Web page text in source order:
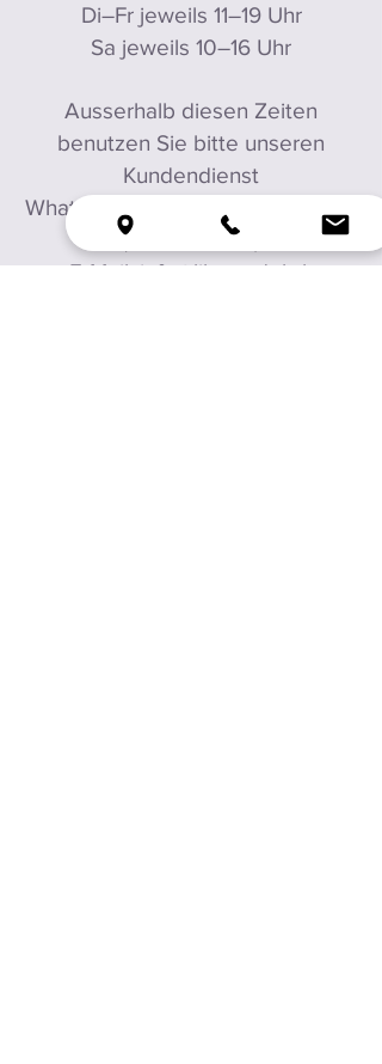
Di–Fr jeweils 11–19 Uhr
Sa jeweils 10–16 Uhr
Ausserhalb diesen Zeiten
benutzen Sie bitte unseren
Kundendienst
Whatsapp & SMS: 078 203 49 07
(keine Anrufe)
E-Mail:info@lilavendel.ch